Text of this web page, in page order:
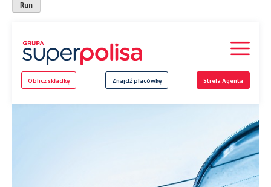
Oblicz składkę Znajdź placówkę Strefa Agenta